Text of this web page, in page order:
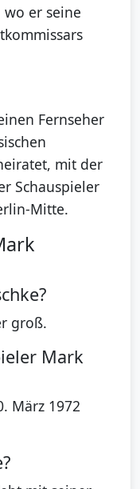
wo er seine
Fernseher
mit der
Schauspieler
Mitte.
groß.
Mark
März 1972